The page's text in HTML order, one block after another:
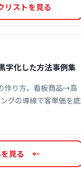
ストを見る
字化した方法事例集
作り方。看板商品→高
グの導線で客単価を底
見る ←